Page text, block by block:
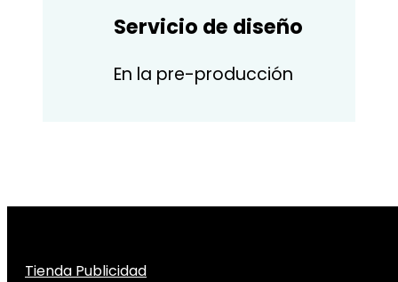
Servicio de diseño
En la pre-producción
Tienda Publicidad